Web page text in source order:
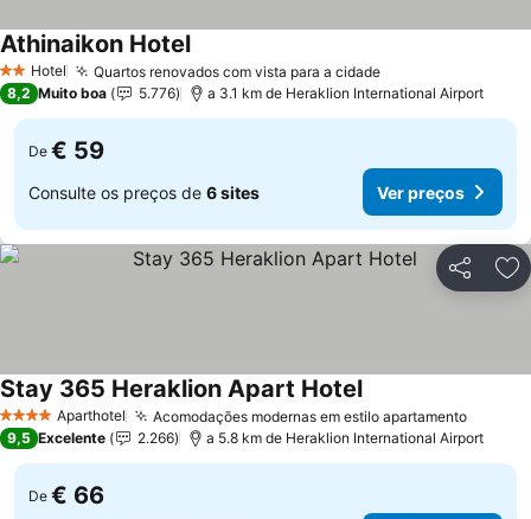
2 Estrelas
Hotel Quartos renovados com vista para a cidade
Athinaikon Hotel
8,2 Muito boa 5.776 a 3.1 km de Heraklion International Airport
De € 59
Consulte os preços de 6 sites Ver preços
Partilhar
4 EstrelasAparthotel Acomodações modernas em estilo apartamento
Stay 365 Heraklion Apart Hotel
9,5 Excelente 2.266 a 5.8 km de Heraklion International Airport
De € 66